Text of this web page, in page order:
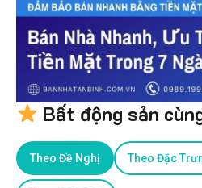
Bất động sản
Theo Đề Nghị Theo Đặc